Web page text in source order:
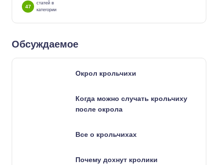
47
статей в
категории
Обсуждаемое
Окрол крольчихи
Когда можно случать крольчиху
после окрола
Все о крольчихах
Почему дохнут кролики